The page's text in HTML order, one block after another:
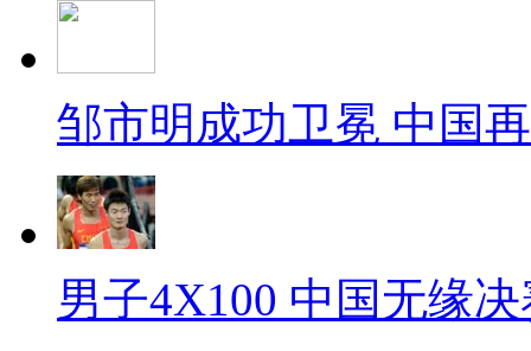
邹市明成功卫冕 中国
男子4X100 中国无缘